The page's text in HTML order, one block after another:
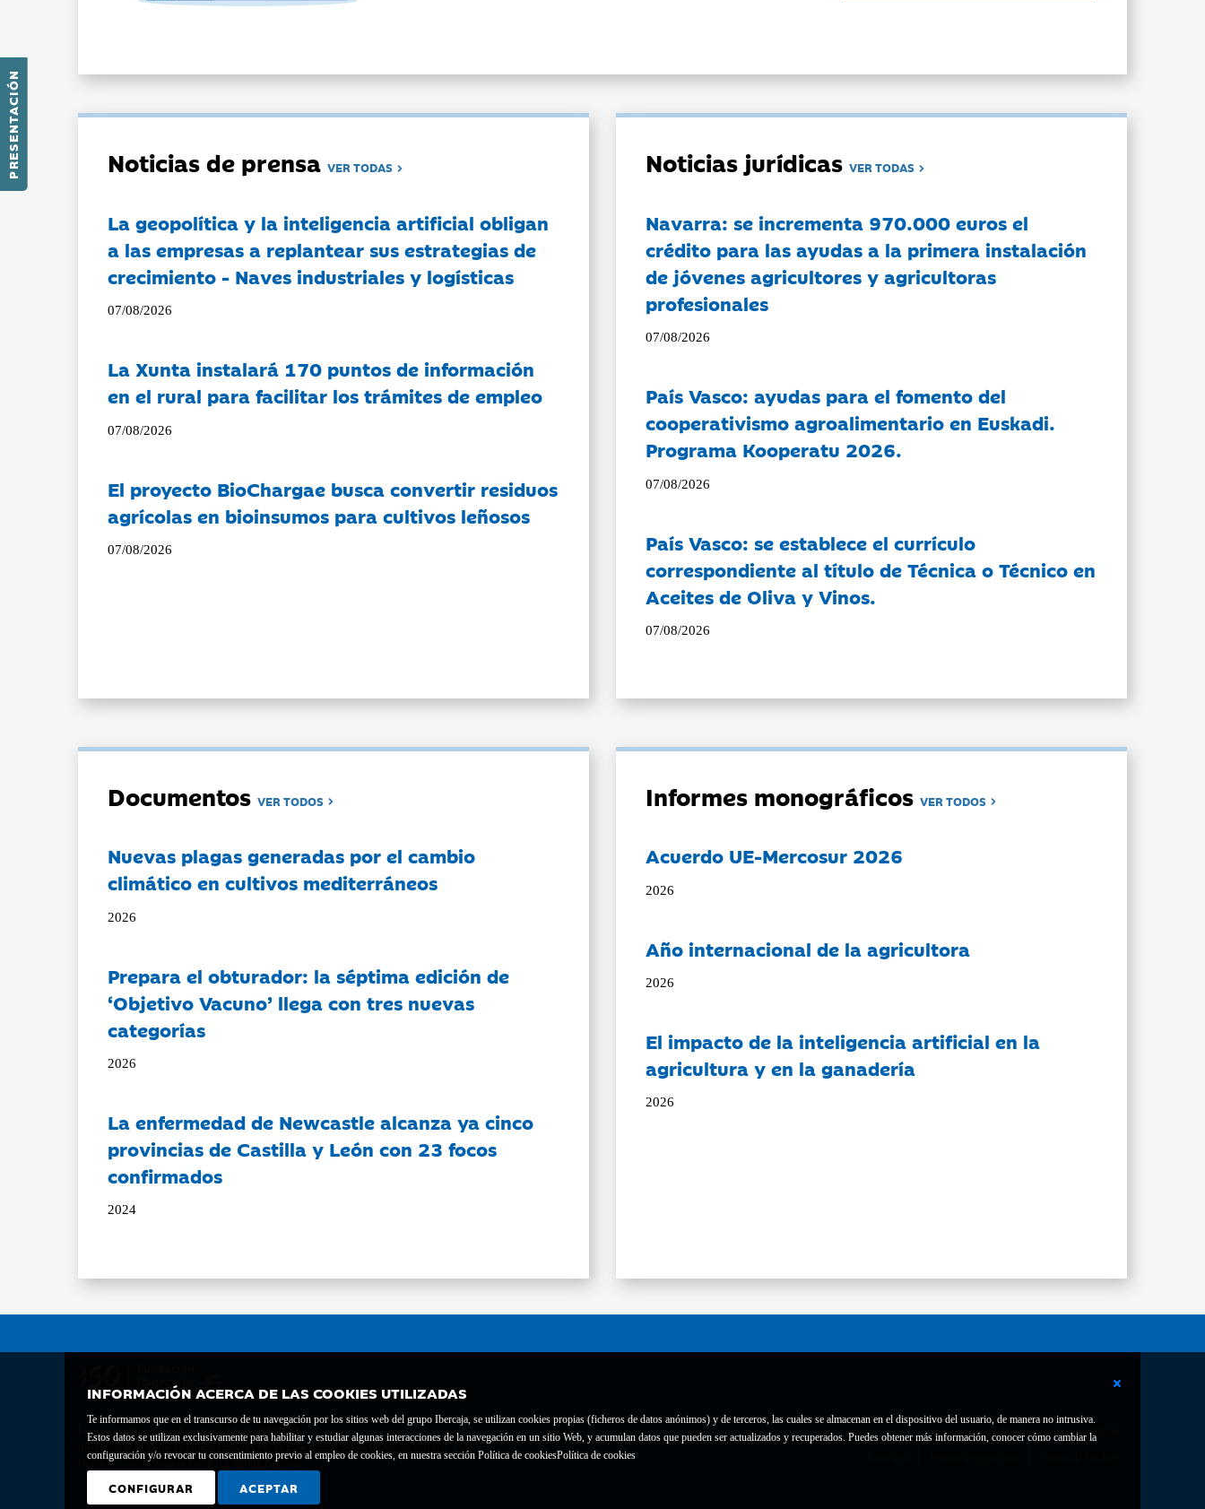
PRESENTACIÓN
INFORMACIÓN ACERCA DE LAS COOKIES UTILIZADAS
Te informamos que en el transcurso de tu navegación por los sitios web del grupo Ibercaja, se utilizan cookies propias (ficheros de datos anónimos) y de terceros, las cuales se almacenan en el dispositivo del usuario, de manera no intrusiva.
Estos datos se utilizan exclusivamente para habilitar y estudiar algunas interacciones de la navegación en un sitio Web, y acumulan datos que pueden ser actualizados y recuperados. Puedes obtener más información, conocer cómo cambiar la
configuración y/o revocar tu consentimiento previo al empleo de cookies, en nuestra sección Política de cookiesPolítica de cookies
CONFIGURAR ACEPTAR
Noticias de prensaVER TODAS
La geopolítica y la inteligencia artificial obligan
a las empresas a replantear sus estrategias de
crecimiento - Naves industriales y logísticas
07/08/2026
La Xunta instalará 170 puntos de información
en el rural para facilitar los trámites de empleo
07/08/2026
El proyecto BioChargae busca convertir residuos
agrícolas en bioinsumos para cultivos leñosos
07/08/2026
Noticias jurídicasVER TODAS
Navarra: se incrementa 970.000 euros el
crédito para las ayudas a la primera instalación
de jóvenes agricultores y agricultoras
profesionales
07/08/2026
País Vasco: ayudas para el fomento del
cooperativismo agroalimentario en Euskadi.
Programa Kooperatu 2026.
07/08/2026
País Vasco: se establece el currículo
correspondiente al título de Técnica o Técnico en
Aceites de Oliva y Vinos.
07/08/2026
DocumentosVER TODOS
Nuevas plagas generadas por el cambio
climático en cultivos mediterráneos
2026
Prepara el obturador: la séptima edición de
‘Objetivo Vacuno’ llega con tres nuevas
categorías
2026
La enfermedad de Newcastle alcanza ya cinco
provincias de Castilla y León con 23 focos
confirmados
2024
Informes monográficosVER TODOS
Acuerdo UE-Mercosur 2026
2026
Año internacional de la agricultora
2026
El impacto de la inteligencia artificial en la
agricultura y en la ganadería
2026
Fundación Bancaria Ibercaja C.I.F. G-50000652.
Inscrita en el Registro de Fundaciones del Mº de Educación, Cultura y Deporte con el nº 1689.
Domicilio social: Joaquín Costa, 13. 50001 Zaragoza.
Contacto Declaración de accesibilidad